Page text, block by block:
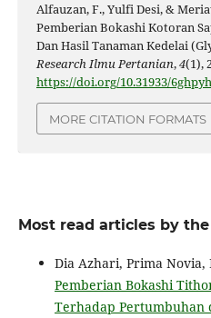
Alfauzan, F., Yulfi Desi, &
Pemberian Bokashi Kotoran
Dan Hasil Tanaman Kedelai
Research Ilmu Pertanian,4(1),
https://doi.org/10.31933/
MORE CITATION FORMATS
Most read articles by
Dia Azhari, Prima Novia,
Pemberian Bokashi
Terhadap Pertumbuhan